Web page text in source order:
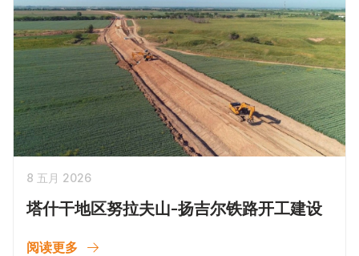
8 五月 2026
塔什干地区努拉夫山-扬吉尔铁路开工建设
阅读更多